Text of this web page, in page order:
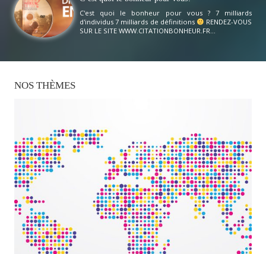
C'est quoi le bonheur pour vous ? 7 milliards
d'individus 7 milliards de définitions
RENDEZ-VOUS
SUR LE SITE WWW.CITATIONBONHEUR.FR...
NOS THÈMES